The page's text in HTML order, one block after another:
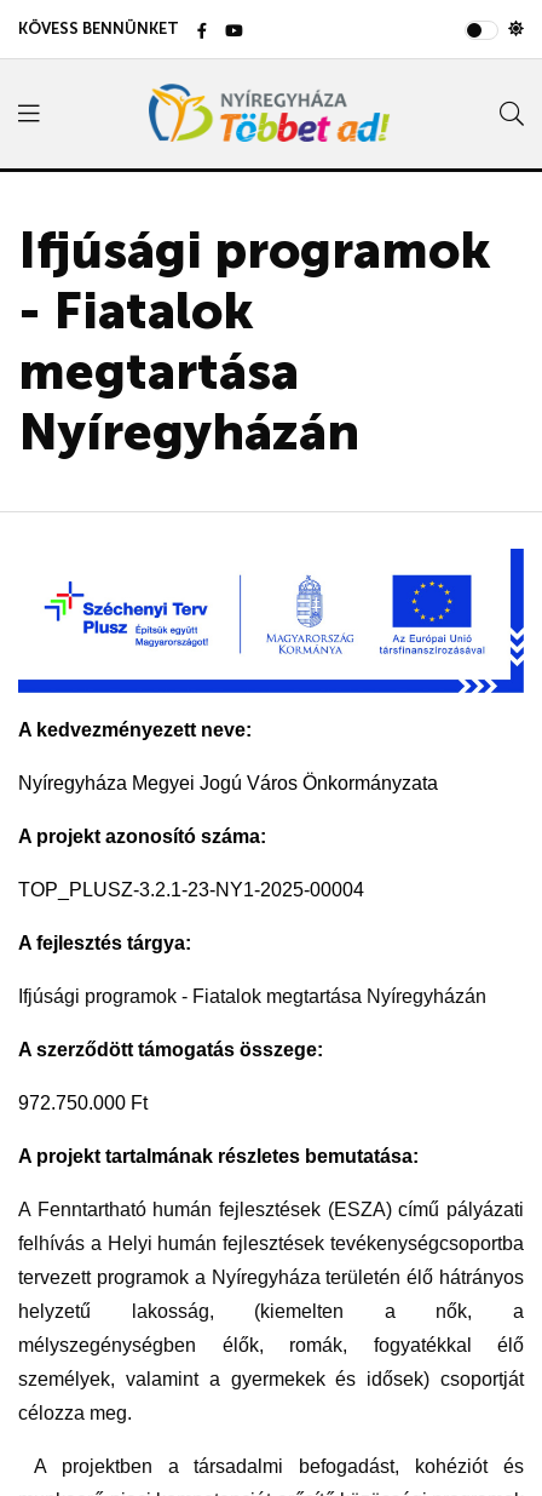
KÖVESS BENNÜNKET
Ifjúsági programok
- Fiatalok
megtartása
Nyíregyházán
A kedvezményezett neve:
Nyíregyháza Megyei Jogú Város Önkormányzata
A projekt azonosító száma:
TOP_PLUSZ-3.2.1-23-NY1-2025-00004
A fejlesztés tárgya:
Ifjúsági programok - Fiatalok megtartása Nyíregyházán
A szerződött támogatás összege:
972.750.000 Ft
A projekt tartalmának részletes bemutatása:
A Fenntartható humán fejlesztések (ESZA) című pályázati
felhívás a Helyi humán fejlesztések tevékenységcsoportba
tervezett programok a Nyíregyháza területén élő hátrányos
helyzetű lakosság, (kiemelten a nők, a
mélyszegénységben élők, romák, fogyatékkal élő
személyek, valamint a gyermekek és idősek) csoportját
célozza meg.
A projektben a társadalmi befogadást, kohéziót és